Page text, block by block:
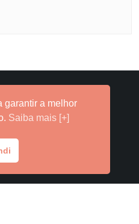
Laços
garantir a melhor
Saiba mais [+]